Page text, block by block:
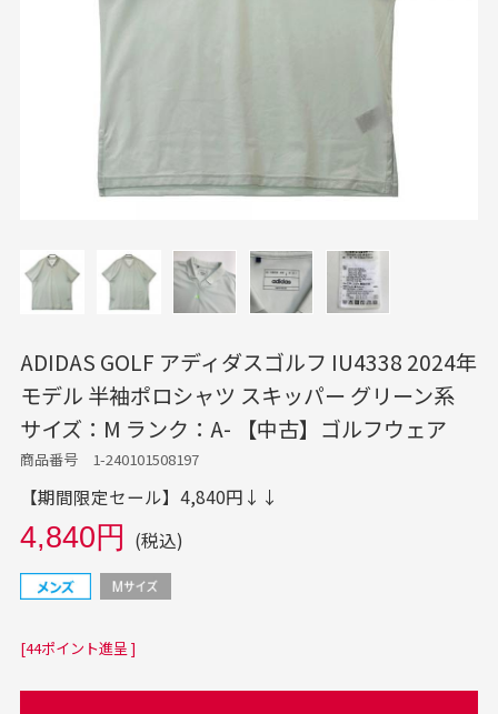
ADIDAS GOLF アディダスゴルフ IU4338 2024年
モデル 半袖ポロシャツ スキッパー グリーン系
サイズ：M ランク：A- 【中古】ゴルフウェア
商品番号 1-240101508197
【期間限定セール】4,840円↓↓
4,840円 (税込)
[44ポイント進呈 ]